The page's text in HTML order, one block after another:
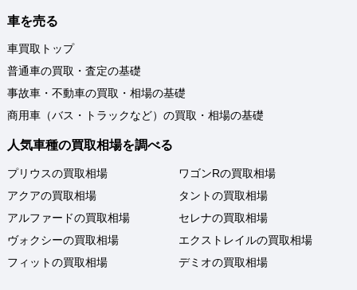
車を売る
車買取トップ
普通車の買取・査定の基礎
事故車・不動車の買取・相場の基礎
商用車（バス・トラックなど）の買取・相場の基礎
人気車種の買取相場を調べる
プリウスの買取相場
アクアの買取相場
アルファードの買取相場
ヴォクシーの買取相場
フィットの買取相場
ワゴンRの買取相場
タントの買取相場
セレナの買取相場
エクストレイルの買取相場
デミオの買取相場